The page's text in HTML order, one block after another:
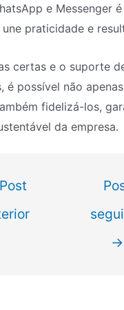
e Messenger é
praticidade e
certas e o suporte
é possível não
fidelizá-los,
da empresa.
Post
→